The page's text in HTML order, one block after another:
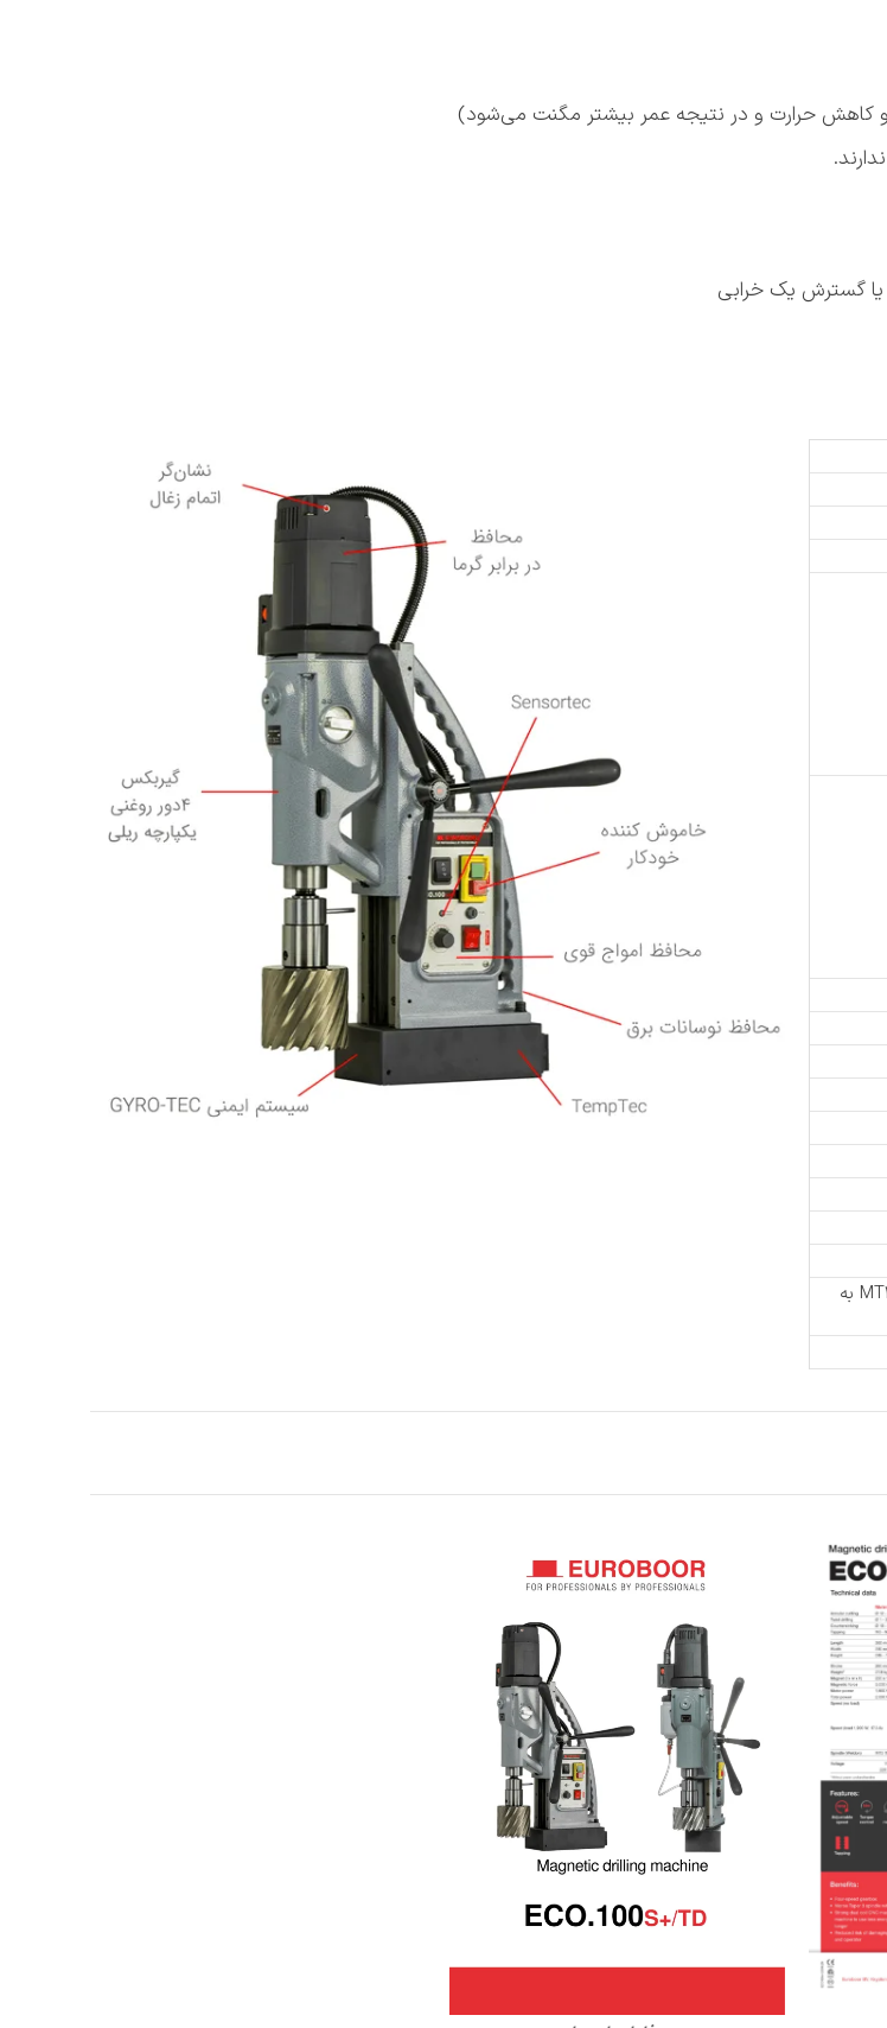
کاهش حرارت و در نتیجه عمر بیشتر مگنت می‌شود)
یا گسترش یک خرابی
مورس شماره 3 (همراه با تبدیل MT3 به